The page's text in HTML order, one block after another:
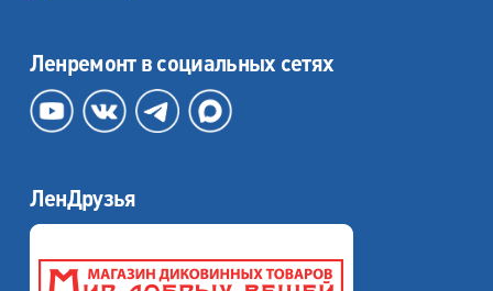
Ленремонт в социальных сетях
ЛенДрузья